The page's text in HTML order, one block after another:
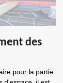
des
pour la partie